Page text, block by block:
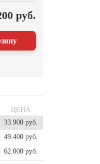
руб.
ЦЕНА
33.900 руб.
49.400 руб.
62.000 руб.